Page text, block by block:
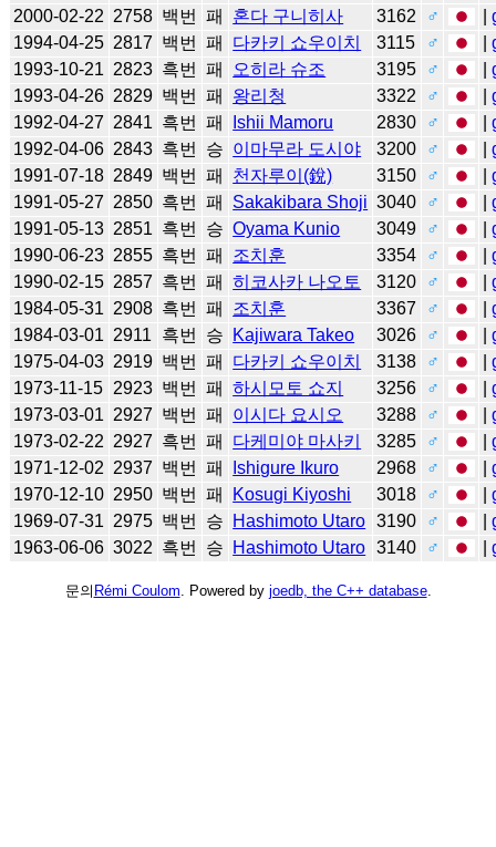
2000-02-22 2758 백번 패 혼다 구니히사 3162 ♂ |
1994-04-25 2817 백번 패 다카키 쇼우이치 3115 ♂ |
1993-10-21 2823 흑번 패 오히라 슈조 3195 ♂ |
1993-04-26 2829 백번 패 왕리청 3322 ♂ |
1992-04-27 2841 흑번 패 Ishii Mamoru 2830 ♂ |
1992-04-06 2843 흑번 승 이마무라 도시야 3200 ♂ |
1991-07-18 2849 백번 패 천자루이(銳) 3150 ♂ |
1991-05-27 2850 흑번 패 Sakakibara Shoji 3040 ♂ |
1991-05-13 2851 흑번 승 Oyama Kunio 3049 ♂ |
1990-06-23 2855 흑번 패 조치훈 3354 ♂ |
1990-02-15 2857 흑번 패 히코사카 나오토 3120 ♂ |
1984-05-31 2908 흑번 패 조치훈 3367 ♂ |
1984-03-01 2911 흑번 승 Kajiwara Takeo 3026 ♂ |
1975-04-03 2919 백번 패 다카키 쇼우이치 3138 ♂ |
1973-11-15 2923 백번 패 하시모토 쇼지 3256 ♂ |
1973-03-01 2927 백번 패 이시다 요시오 3288 ♂ |
1973-02-22 2927 흑번 패 다케미야 마사키 3285 ♂ |
1971-12-02 2937 백번 패 Ishigure Ikuro 2968 ♂ |
1970-12-10 2950 백번 패 Kosugi Kiyoshi 3018 ♂ |
1969-07-31 2975 백번 승 Hashimoto Utaro 3190 ♂ |
1963-06-06 3022 흑번 승 Hashimoto Utaro 3140 ♂ |
문의 Rémi Coulom . Powered by joedb, the C++ database.